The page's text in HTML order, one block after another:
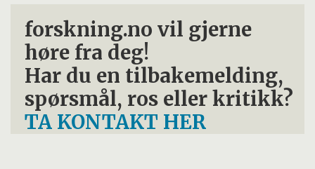
forskning.no vil gjerne
høre fra deg!
Har du en tilbakemelding,
spørsmål, ros eller kritikk?
TA KONTAKT HER